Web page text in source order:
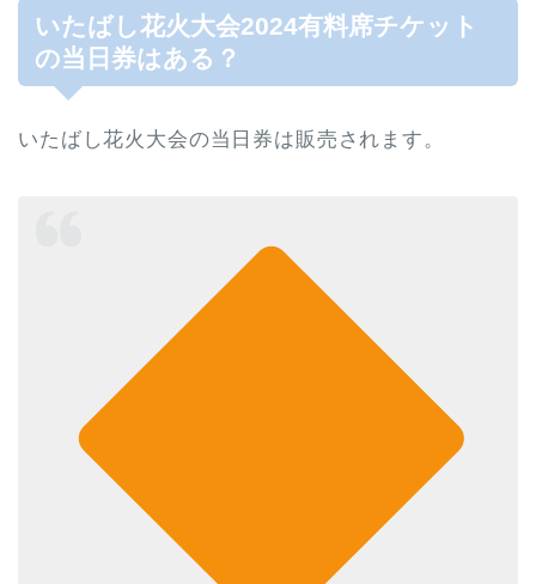
いたばし花火大会2024有料席チケット
の当日券はある？
いたばし花火大会の当日券は販売されます。